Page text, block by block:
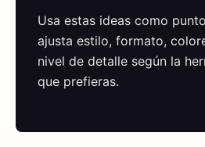
Usa estas ideas como
ajusta estilo, formato,
nivel de detalle según la
que prefieras.